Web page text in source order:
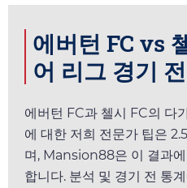
에버턴 FC vs
어 리그 경기
에버턴 FC과 첼시 FC의 다
에 대한 저희 전문가 팁은
며, Mansion88은 이 결과
합니다. 분석 및 경기 전 통